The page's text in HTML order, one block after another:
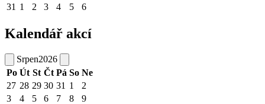
31 1 2 3 4 5 6
Kalendář akcí
Srpen2026
Po Út St Čt Pá So Ne
27 28 29 30 31 1
2
3
4 5 6 7 8
9